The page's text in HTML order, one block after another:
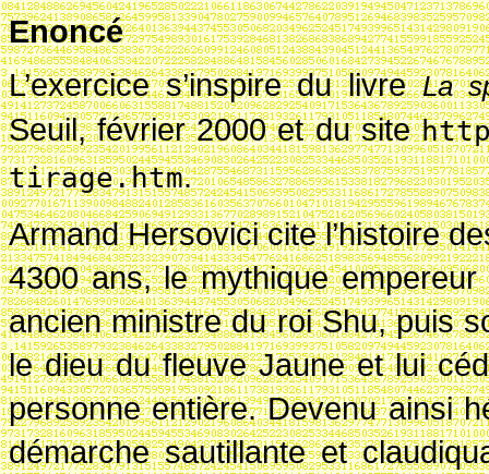
Enoncé
L’exercice s’inspire du livreLa
Seuil, février 2000 et du site
tirage.htm.
Armand Hersovici cite l’histoire
4300 ans, le mythique
ancien ministre du roi Shu, puis
le dieu du fleuve Jaune et lui
personne entière. Devenu ainsi
démarche sautillante et